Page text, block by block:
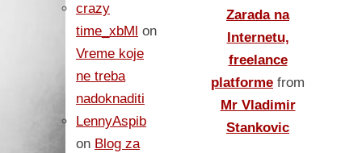
crazy
time_xbMl on
Vreme koje
ne treba
nadoknaditi
LennyAspib
on Blog za
Zarada na
Internetu,
freelance
platforme from
Mr Vladimir
Stankovic